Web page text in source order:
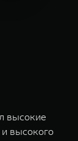
высокие
высокого